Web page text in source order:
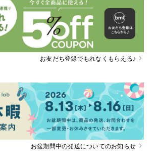
お友だち登録でもれなくもらえる♪
お盆期間中の発送についてのお知らせ